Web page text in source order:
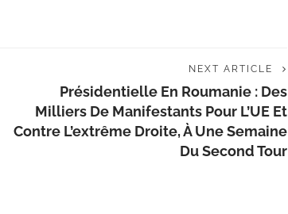
NEXT ARTICLE
Présidentielle En Roumanie : Des
Milliers De Manifestants Pour L’UE Et
Contre L’extrême Droite, À Une Semaine
Du Second Tour